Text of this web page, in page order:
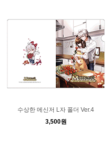
수상한 메신저 L자 폴더 Ver.4
3,500원